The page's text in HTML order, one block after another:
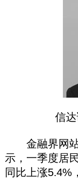
信
金融界网站
示，一季度居
同比上涨5.4%